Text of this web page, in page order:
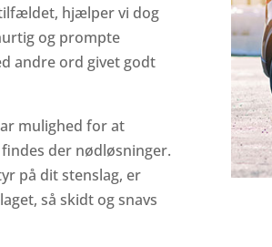
hjælper vi dog
og prompte
andre ord givet godt
mulighed for at
der nødløsninger.
på dit stenslag, er
så skidt og snavs